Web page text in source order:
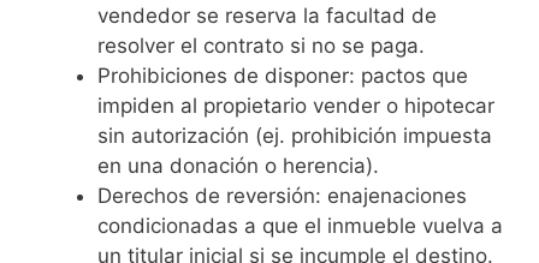
vendedor se reserva la facultad de
resolver el contrato si no se paga.
Prohibiciones de disponer: pactos que
impiden al propietario vender o hipotecar
sin autorización (ej. prohibición impuesta
en una donación o herencia).
Derechos de reversión: enajenaciones
condicionadas a que el inmueble vuelva a
un titular inicial si se incumple el destino.